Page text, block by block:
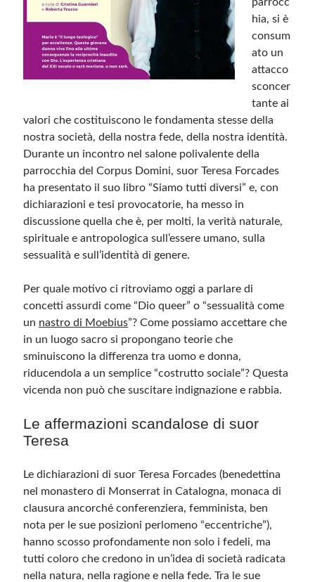
Meta
Accedi
hia, si è
consum
ato un
attacco
sconcer
tante ai
valori che costituiscono le fondamenta stesse della
nostra società, della nostra fede, della nostra identità.
Durante un incontro nel salone polivalente della
parrocchia del Corpus Domini, suor Teresa Forcades
ha presentato il suo libro “Siamo tutti diversi” e, con
dichiarazioni e tesi provocatorie, ha messo in
discussione quella che è, per molti, la verità naturale,
spirituale e antropologica sull’essere umano, sulla
sessualità e sull’identità di genere.
Per quale motivo ci ritroviamo oggi a parlare di
concetti assurdi come “Dio queer” o “sessualità come
un nastro di Moebius”? Come possiamo accettare che
in un luogo sacro si propongano teorie che
sminuiscono la differenza tra uomo e donna,
riducendola a un semplice “costrutto sociale”? Questa
vicenda non può che suscitare indignazione e rabbia.
Le affermazioni scandalose di suor
Teresa
Le dichiarazioni di suor Teresa Forcades (benedettina
nel monastero di Monserrat in Catalogna, monaca di
clausura ancorché conferenziera, femminista, ben
nota per le sue posizioni perlomeno “eccentriche”),
hanno scosso profondamente non solo i fedeli, ma
tutti coloro che credono in un’idea di società radicata
nella natura, nella ragione e nella fede. Tra le sue